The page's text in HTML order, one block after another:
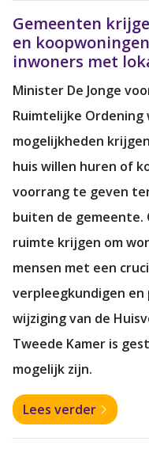
Gemeenten
en
inwoners met
Minister De Jonge
Ruimtelijke
mogelijkheden
huis willen huren of
voorrang te geven
buiten de gemeente.
ruimte krijgen om
mensen met een
verpleegkundigen
wijziging van de
Tweede Kamer is
mogelijk zijn.
Lees verder